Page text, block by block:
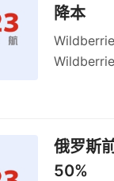
降本
俄罗斯
50%